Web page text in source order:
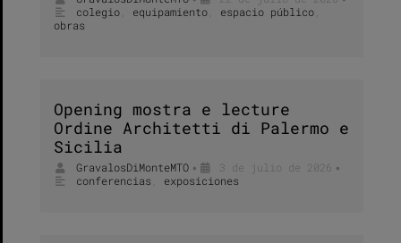
colegio equipamiento espacio público
obras
Opening mostra e lecture
Ordine Architetti di Palermo e
Sicilia
GravalosDiMonteMTO • 3 de julio de 2026 •
conferencias exposiciones